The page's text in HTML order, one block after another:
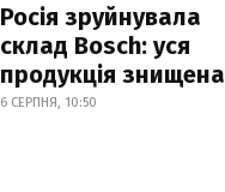
Росія зруйнувала
склад Bosch: уся
продукція знищена
6 СЕРПНЯ, 10:50